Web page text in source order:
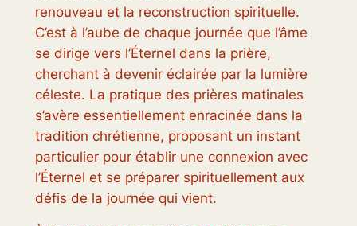
renouveau et la reconstruction spirituelle.
C’est à l’aube de chaque journée que l’âme
se dirige vers l’Éternel dans la prière,
cherchant à devenir éclairée par la lumière
céleste. La pratique des prières matinales
s’avère essentiellement enracinée dans la
tradition chrétienne, proposant un instant
particulier pour établir une connexion avec
l’Éternel et se préparer spirituellement aux
défis de la journée qui vient.